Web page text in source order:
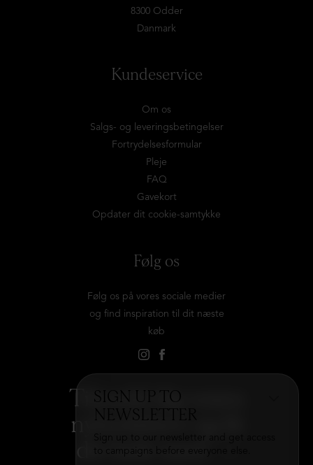
SIGN UP TO
8300 Odder
Danmark
Kundeservice
Om os
Salgs- og leveringsbetingelser
Fortrydelsesformular
Pleje
FAQ
Gavekort
Opdater dit cookie-samtykke
Følg os
Følg os på vores sociale medier
og find inspiration til dit næste
køb
Tilmeld dig vores
nyhedsbrev og få